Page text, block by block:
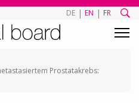
DE | EN | FR
Prostatakrebs: